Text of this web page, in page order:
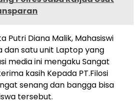
Putri Diana Malik, Mahasiswi
dan satu unit Laptop yang
media ini mengaku Sangat
kasih Kepada PT.Filosi
senang dan bangga bisa
tersebut.